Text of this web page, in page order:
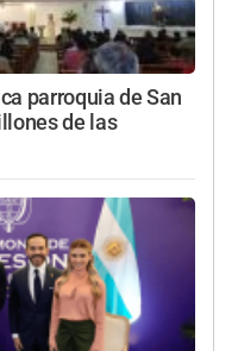
parroquia de San
de las